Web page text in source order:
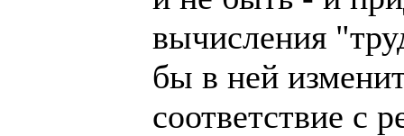
вычисления
бы в ней
соответствие с